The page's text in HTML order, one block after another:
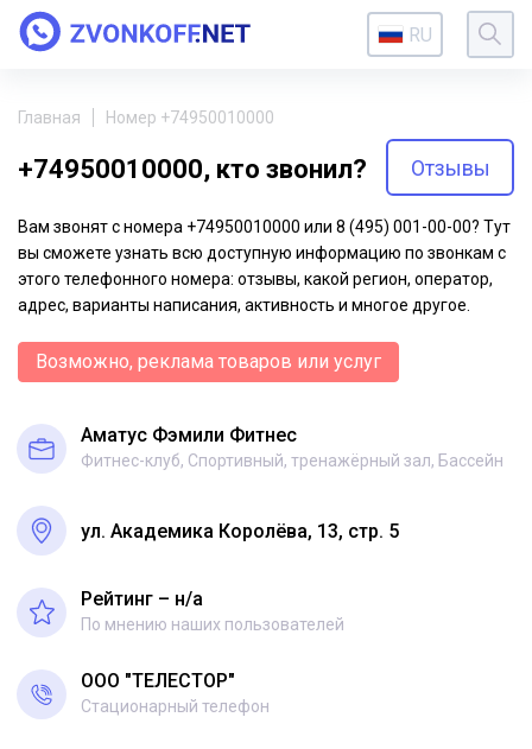
RU
Главная Номер +74950010000
+74950010000, кто звонил? Отзывы
Вам звонят с номера +74950010000 или 8 (495) 001-00-00? Тут
вы сможете узнать всю доступную информацию по звонкам с
этого телефонного номера: отзывы, какой регион, оператор,
адрес, варианты написания, активность и многое другое.
Возможно, реклама товаров или услуг
Аматус Фэмили Фитнес
Фитнес-клуб, Спортивный, тренажёрный зал, Бассейн
ул. Академика Королёва, 13, стр. 5
Рейтинг – н/a
По мнению наших пользователей
ООО "ТЕЛЕСТОР"
Стационарный телефон